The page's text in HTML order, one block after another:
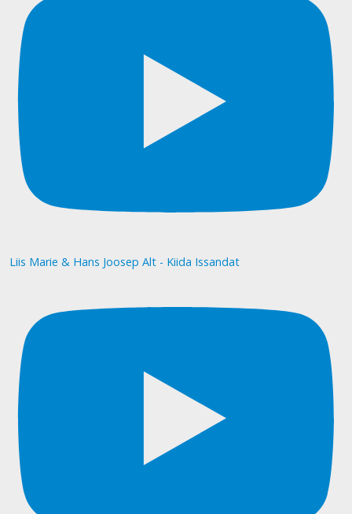
Liis Marie & Hans Joosep Alt - Kiida Issandat